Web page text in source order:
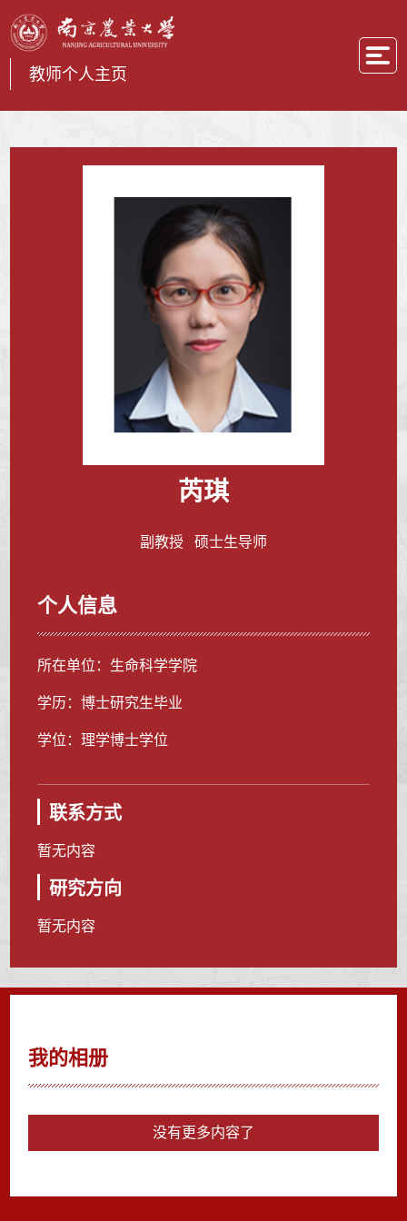
教师个人主页
芮琪
副教授 硕士生导师
个人信息
所在单位：生命科学学院
学历：博士研究生毕业
学位：理学博士学位
联系方式
暂无内容
研究方向
暂无内容
我的相册
没有更多内容了